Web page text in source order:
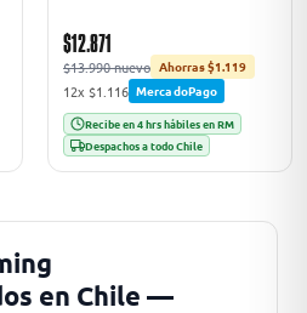
$12.871
$13.990 nuevo Ahorras $1.119
12x $1.116 MercadoPago
Recibe en 4 hrs hábiles en RM
Despachos a todo Chile
en Chile —